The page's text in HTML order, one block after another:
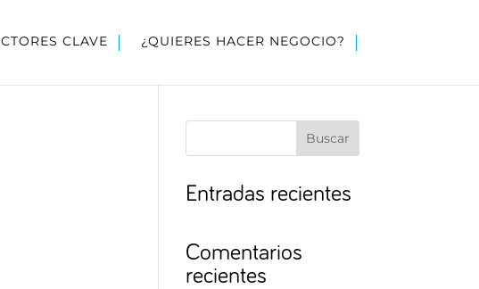
CLAVE ¿QUIERES HACER NEGOCIO?
Buscar
Entradas recientes
Comentarios
recientes